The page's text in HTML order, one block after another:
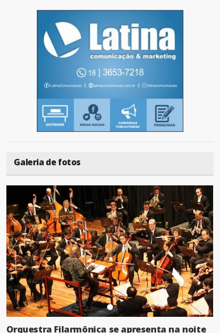
Galeria de fotos
Orquestra Filarmônica se apresenta na noite